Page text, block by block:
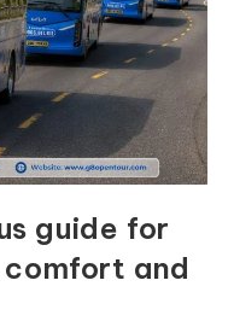
guide for
and